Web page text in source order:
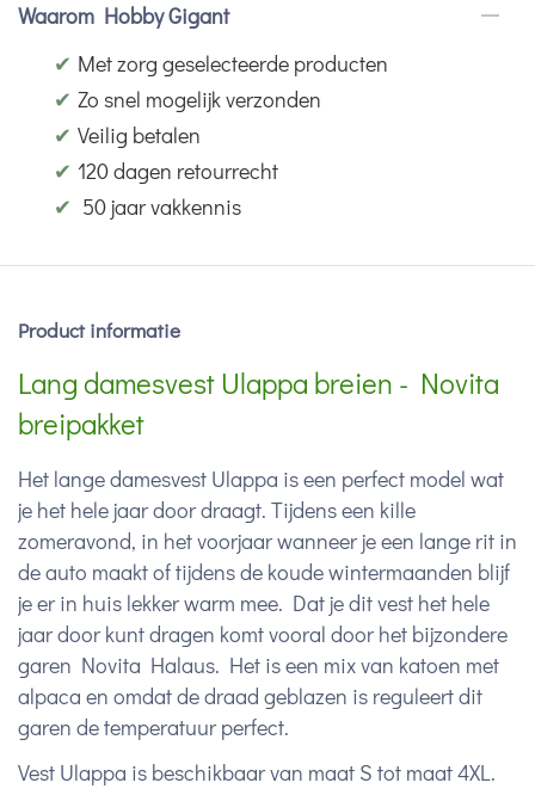
Waarom Hobby Gigant
✔ Met zorg geselecteerde producten
✔ Zo snel mogelijk verzonden
✔ Veilig betalen
✔ 120 dagen retourrecht
✔ 50 jaar vakkennis
Product informatie
Lang damesvest Ulappa breien - Novita
breipakket
Het lange damesvest Ulappa is een perfect model wat
je het hele jaar door draagt. Tijdens een kille
zomeravond, in het voorjaar wanneer je een lange rit in
de auto maakt of tijdens de koude wintermaanden blijf
je er in huis lekker warm mee. Dat je dit vest het hele
jaar door kunt dragen komt vooral door het bijzondere
garen Novita Halaus. Het is een mix van katoen met
alpaca en omdat de draad geblazen is reguleert dit
garen de temperatuur perfect.
Vest Ulappa is beschikbaar van maat S tot maat 4XL.